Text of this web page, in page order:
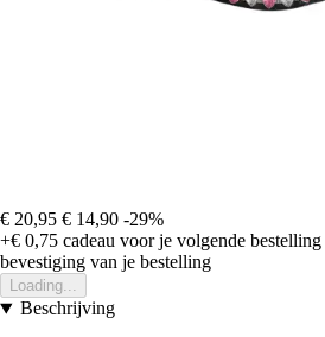
€ 20,95 € 14,90 -29%
+€ 0,75 cadeau voor je volgende bestelling
bevestiging van je bestelling
Loading...
Beschrijving